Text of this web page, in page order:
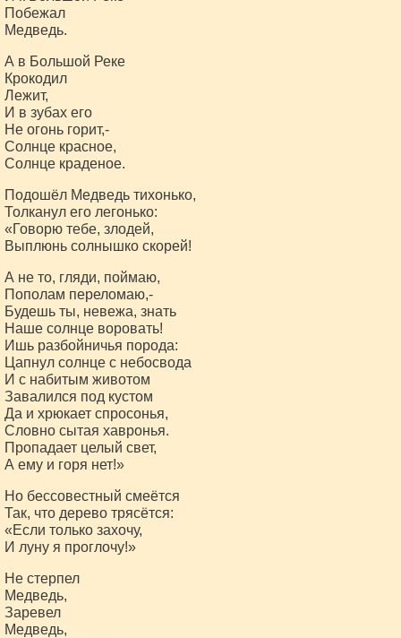
Побежал
Медведь.
А в Большой Реке
Крокодил
Лежит,
И в зубах его
Не огонь горит,-
Солнце красное,
Солнце краденое.
Подошёл Медведь тихонько,
Толканул его легонько:
«Говорю тебе, злодей,
Выплюнь солнышко скорей!
А не то, гляди, поймаю,
Пополам переломаю,-
Будешь ты, невежа, знать
Наше солнце воровать!
Ишь разбойничья порода:
Цапнул солнце с небосвода
И с набитым животом
Завалился под кустом
Да и хрюкает спросонья,
Словно сытая хавронья.
Пропадает целый свет,
А ему и горя нет!»
Но бессовестный смеётся
Так, что дерево трясётся:
«Если только захочу,
И луну я проглочу!»
Не стерпел
Медведь,
Заревел
Медведь,